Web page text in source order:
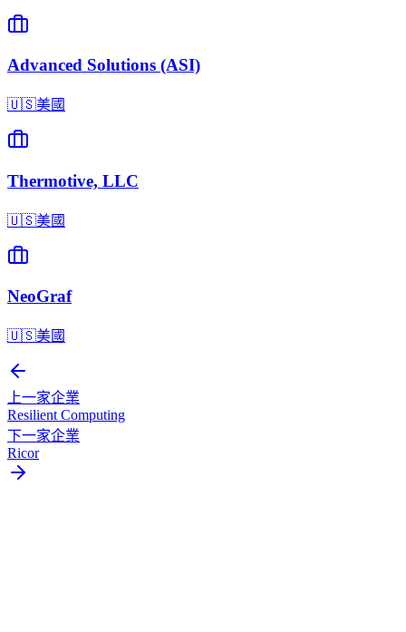
Advanced Solutions (ASI)
🇺🇸美國
Thermotive, LLC
🇺🇸美國
NeoGraf
🇺🇸美國
上一家企業
Resilient Computing
下一家企業
Ricor